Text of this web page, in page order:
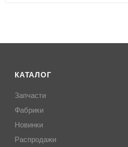
КАТАЛОГ
Запчасти
Фабрики
Новинки
Распродажи